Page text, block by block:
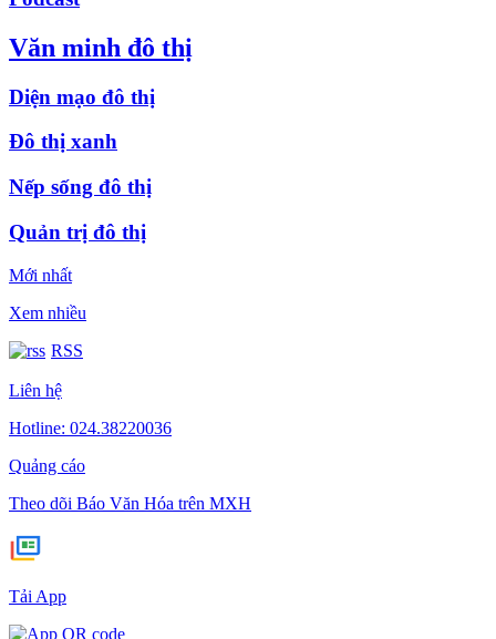
Văn minh đô thị
Diện mạo đô thị
Đô thị xanh
Nếp sống đô thị
Quản trị đô thị
Mới nhất
Xem nhiều
RSS
Liên hệ
Hotline: 024.38220036
Quảng cáo
Theo dõi Báo Văn Hóa trên MXH
Tải App